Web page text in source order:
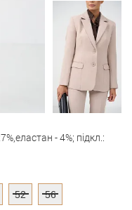
- 4%; підкл.:
52 56